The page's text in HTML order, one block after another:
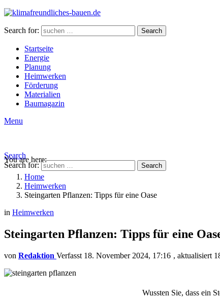
Search for: Search
Startseite
Energie
Planung
Heimwerken
Förderung
Materialien
Baumagazin
Menu
Search
Search for:
Search
You are here:
Home
Heimwerken
Steingarten Pflanzen: Tipps für eine Oase
in Heimwerken
Steingarten Pflanzen: Tipps für eine
von Redaktion 18. November 2024, 17:16 aktualisiert
Wussten Sie, dass ein